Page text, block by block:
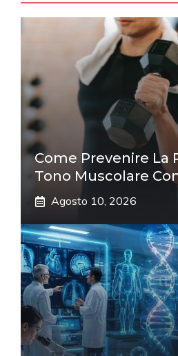
Come Prevenire La
Tono Muscolare
Agosto 10, 2026